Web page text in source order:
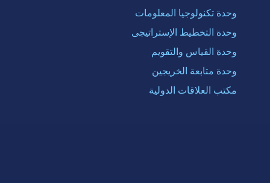
وحدة تكنولوجيا المعلومات
وحدة التخطيط الإستراتيجى
وحدة القياس والتقويم
وحدة متابعة الخريجين
مكتب العلاقات الدولية